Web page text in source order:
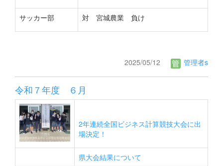
サッカー部 対 宮城農業 負け
2025/05/12 管理者s
令和７年度 ６月
2年連続全国ビジネス計算競技大会に出
場決定！
県大会結果について